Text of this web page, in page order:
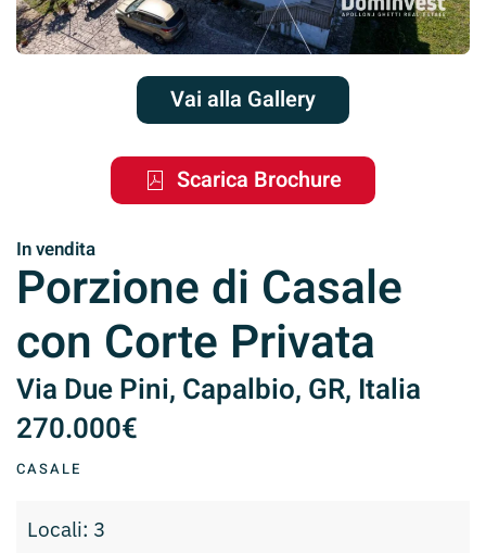
Vai alla Gallery
Scarica Brochure
In vendita
Porzione di Casale
con Corte Privata
Via Due Pini, Capalbio, GR, Italia
270.000€
CASALE
Locali: 3